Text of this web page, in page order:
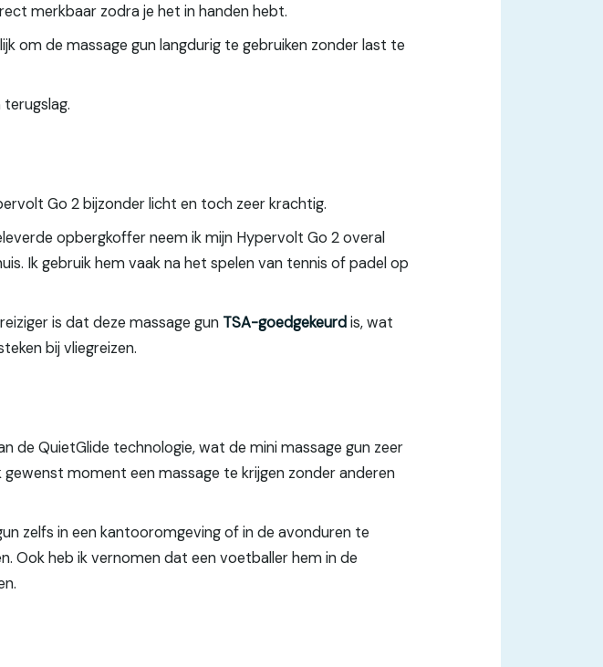
merkbaar zodra je het in handen hebt.
om de massage gun langdurig te gebruiken zonder last te
Go 2 bijzonder licht en toch zeer krachtig.
opbergkoffer neem ik mijn Hypervolt Go 2 overal
Ik gebruik hem vaak na het spelen van tennis of padel op
is dat deze massage gun TSA-goedgekeurdis, wat
bij vliegreizen.
de QuietGlide technologie, wat de mini massage gun zeer
moment een massage te krijgen zonder anderen
zelfs in een kantooromgeving of in de avonduren te
Ook heb ik vernomen dat een voetballer hem in de